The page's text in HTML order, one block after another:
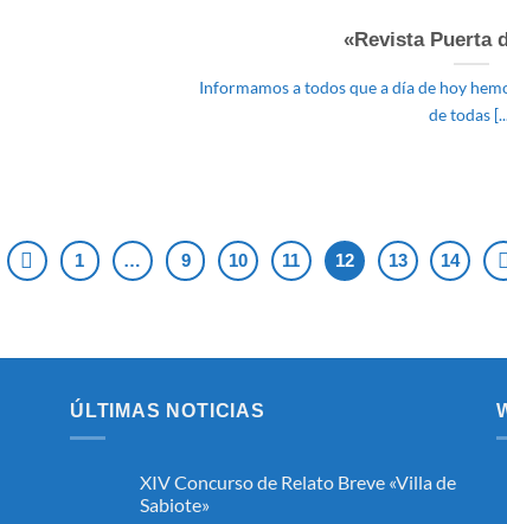
«Revista Puerta
Informamos a todos que a día de hoy
de todas
1 … 9 10 11 12 13 14
ÚLTIMAS NOTICIAS
XIV Concurso de Relato Breve «Villa de
Sabiote»